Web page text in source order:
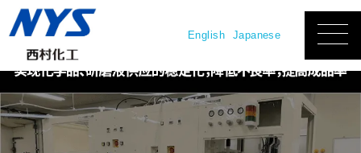
English Japanese